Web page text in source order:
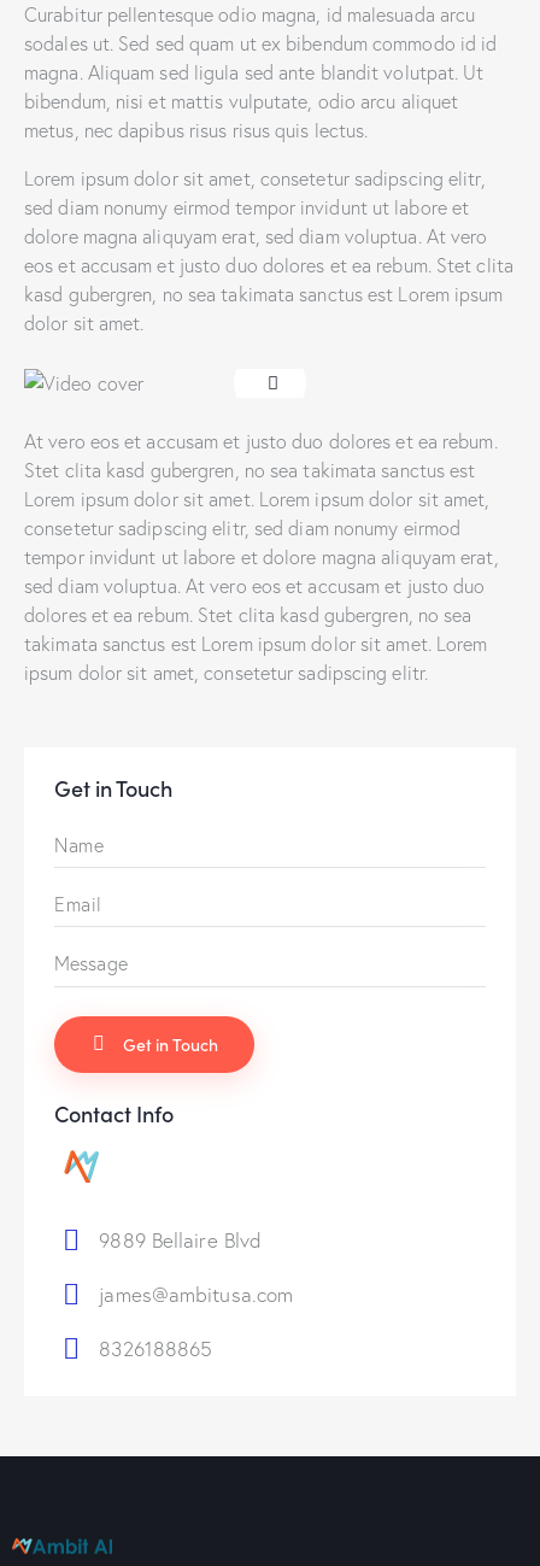
Curabitur pellentesque odio magna, id malesuada arcu
sodales ut. Sed sed quam ut ex bibendum commodo id id
magna. Aliquam sed ligula sed ante blandit volutpat. Ut
bibendum, nisi et mattis vulputate, odio arcu aliquet
metus, nec dapibus risus risus quis lectus.
Lorem ipsum dolor sit amet, consetetur sadipscing elitr,
sed diam nonumy eirmod tempor invidunt ut labore et
dolore magna aliquyam erat, sed diam voluptua. At vero
eos et accusam et justo duo dolores et ea rebum. Stet clita
kasd gubergren, no sea takimata sanctus est Lorem ipsum
dolor sit amet.
At vero eos et accusam et justo duo dolores et ea rebum.
Stet clita kasd gubergren, no sea takimata sanctus est
Lorem ipsum dolor sit amet. Lorem ipsum dolor sit amet,
consetetur sadipscing elitr, sed diam nonumy eirmod
tempor invidunt ut labore et dolore magna aliquyam erat,
sed diam voluptua. At vero eos et accusam et justo duo
dolores et ea rebum. Stet clita kasd gubergren, no sea
takimata sanctus est Lorem ipsum dolor sit amet. Lorem
ipsum dolor sit amet, consetetur sadipscing elitr.
Get in Touch
Contact Info
9889 Bellaire Blvd
james@ambitusa.com
8326188865